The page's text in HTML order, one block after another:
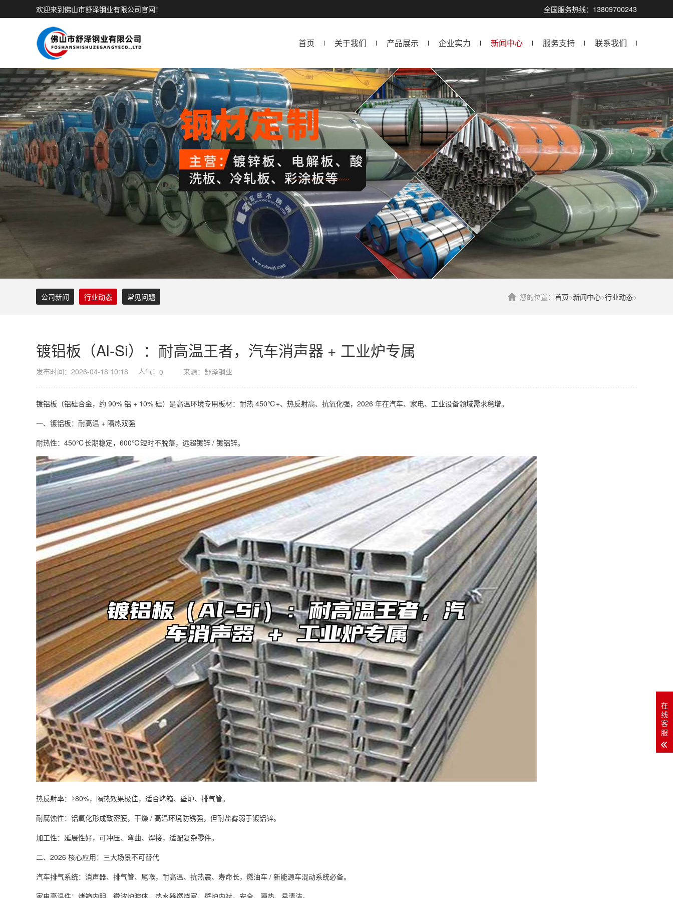
全国服务热线：13809700243
欢迎来到佛山市舒泽钢业有限公司官网！
首页 关于我们 产品展示 企业实力 新闻中心 服务支持 联系我们
您的位置： 首页>新闻中心>行业动态>
公司新闻 行业动态 常见问题
镀铝板（Al-Si）：耐高温王者，汽车消声器 + 工业炉专属
发布时间：2026-04-18 10:18 人气： 0 来源：舒泽钢业
镀铝板（铝硅合金，约 90% 铝 + 10% 硅）是高温环境专用板材：耐热 450℃+、热反射高、抗氧化强，2026 年在汽车、家电、工业设备领域需求稳增。
一、镀铝板：耐高温 + 隔热双强
耐热性：450℃长期稳定，600℃短时不脱落，远超镀锌 / 镀铝锌。
热反射率：≥80%，隔热效果极佳，适合烤箱、壁炉、排气管。
耐腐蚀性：铝氧化形成致密膜，干燥 / 高温环境防锈强，但耐盐雾弱于镀铝锌。
加工性：延展性好，可冲压、弯曲、焊接，适配复杂零件。
二、2026 核心应用：三大场景不可替代
汽车排气系统：消声器、排气管、尾喉，耐高温、抗热震、寿命长，燃油车 / 新能源车混动系统必备。
在
线
客
服